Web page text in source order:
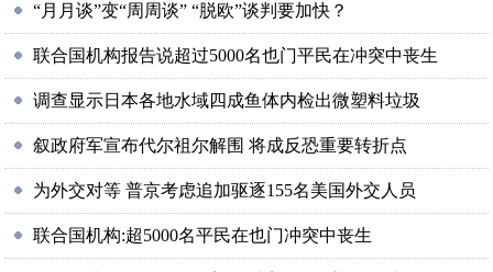
“月月谈”变“周周谈” “脱欧”谈判要加快？
联合国机构报告说超过5000名也门平民在冲突中丧生
调查显示日本各地水域四成鱼体内检出微塑料垃圾
叙政府军宣布代尔祖尔解围 将成反恐重要转折点
为外交对等 普京考虑追加驱逐155名美国外交人员
联合国机构:超5000名平民在也门冲突中丧生